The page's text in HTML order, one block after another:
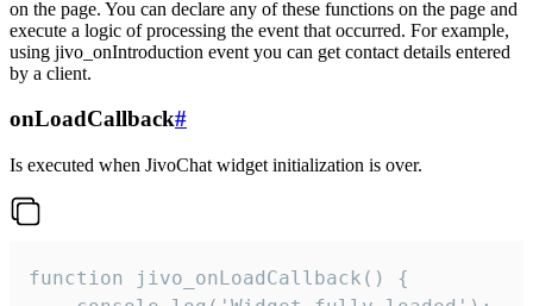
on the page. You can declare any of these functions on the page and
execute a logic of processing the event that occurred. For example,
using jivo_onIntroduction event you can get contact details entered
by a client.
onLoadCallback#
Is executed when JivoChat widget initialization is over.
function jivo_onLoadCallback() {